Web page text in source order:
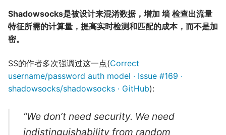
Shadowsocks是被设计来混淆数据，增加 墙 检查出流量
特征所需的计算量，提高实时检测和匹配的成本，而不是加
密。
SS的作者多次强调过这一点(Correct
username/password auth model · Issue #169 ·
shadowsocks/shadowsocks · GitHub):
“We don’t need security. We need
indistinguishability from random